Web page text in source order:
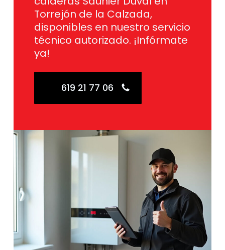
Torrejón de la Calzada,
disponibles en nuestro servicio
técnico autorizado. ¡Infórmate
ya!
619 21 77 06